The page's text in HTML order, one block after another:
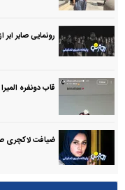
رونمایی صابر
قاب دونفره
ضیافت لاکچری صدف